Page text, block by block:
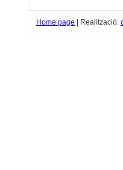
Home page | Realització: